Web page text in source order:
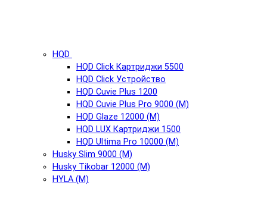
HQD
HQD Click Картриджи 5500
HQD Click Устройство
HQD Cuvie Plus 1200
HQD Cuvie Plus Pro 9000 (М)
HQD Glaze 12000 (М)
HQD LUX Картриджи 1500
HQD Ultima Pro 10000 (М)
Husky Slim 9000 (М)
Husky Tikobar 12000 (М)
HYLA (М)